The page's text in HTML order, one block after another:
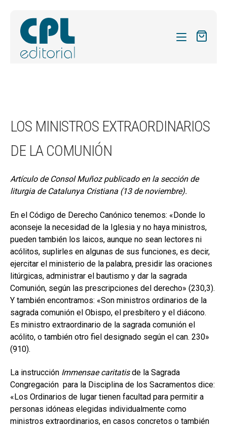
el
FORMAS
SOBRE NOSOTROS
ACTUALIDAD
hijo
BLOG
menú
hijo
CONTACTO
MI CUENTA
BUSCAR
CAT
ESP
LOS MINISTROS EXTRAORDINARIOS
DE LA COMUNIÓN
Artículo de Consol Muñoz publicado en la sección de
liturgia de Catalunya Cristiana (13 de noviembre).
En el Código de Derecho Canónico tenemos: «Donde lo
aconseje la necesidad de la Iglesia y no haya ministros,
pueden también los laicos, aunque no sean lectores ni
acólitos, suplirles en algunas de sus funciones, es decir,
ejercitar el ministerio de la palabra, presidir las oraciones
litúrgicas, administrar el bautismo y dar la sagrada
Comunión, según las prescripciones del derecho» (230,3).
Y también encontramos: «Son ministros ordinarios de la
sagrada comunión el Obispo, el presbítero y el diácono.
Es ministro extraordinario de la sagrada comunión el
acólito, o también otro fiel designado según el can. 230»
(910).
La instrucción Immensae caritatisde la Sagrada
Congregación para la Disciplina de los Sacramentos dice:
«Los Ordinarios de lugar tienen facultad para permitir a
personas idóneas elegidas individualmente como
ministros extraordinarios, en casos concretos o también